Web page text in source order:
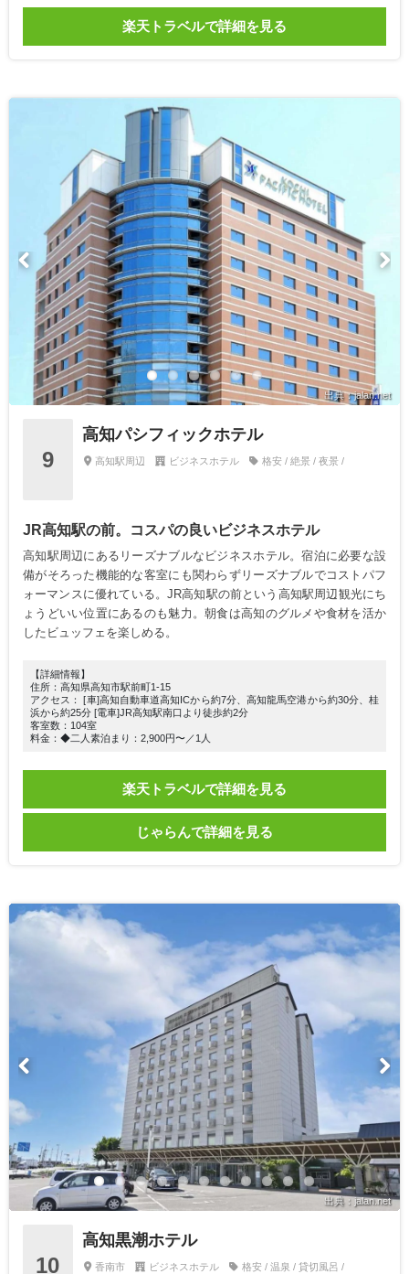
楽天トラベルで詳細を見る
出典：jalan.net
9
高知パシフィックホテル
高知駅周辺 ビジネスホテル 格安 / 絶景 / 夜景 /
JR高知駅の前。コスパの良いビジネスホテル
高知駅周辺にあるリーズナブルなビジネスホテル。宿泊に必要な設
備がそろった機能的な客室にも関わらずリーズナブルでコストパフ
ォーマンスに優れている。JR高知駅の前という高知駅周辺観光にち
ょうどいい位置にあるのも魅力。朝食は高知のグルメや食材を活か
したビュッフェを楽しめる。
【詳細情報】
住所：高知県高知市駅前町1-15
アクセス： [車]高知自動車道高知ICから約7分、高知龍馬空港から約30分、桂
浜から約25分 [電車]JR高知駅南口より徒歩約2分
客室数：104室
料金：◆二人素泊まり：2,900円〜／1人
楽天トラベルで詳細を見る
じゃらんで詳細を見る
出典：jalan.net
10
高知黒潮ホテル
香南市 ビジネスホテル 格安 / 温泉 / 貸切風呂 /